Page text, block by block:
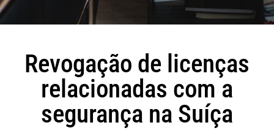
Revogação de licenças
relacionadas com a
segurança na Suíça